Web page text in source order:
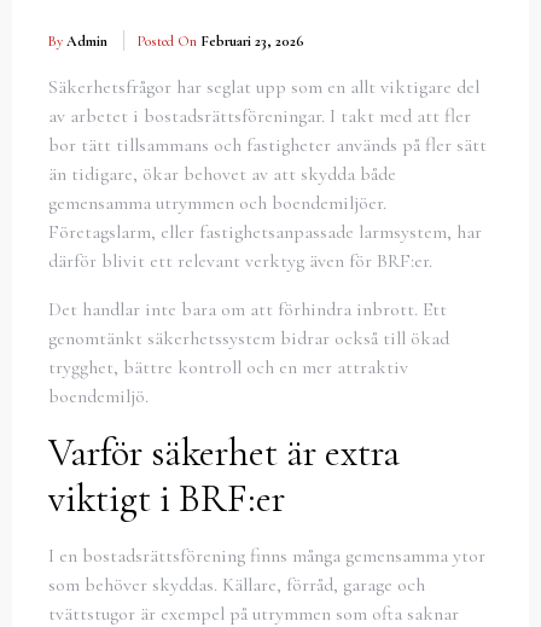
By Admin Posted On Februari 23, 2026
Säkerhetsfrågor har seglat upp som en allt viktigare del
av arbetet i bostadsrättsföreningar. I takt med att fler
bor tätt tillsammans och fastigheter används på fler sätt
än tidigare, ökar behovet av att skydda både
gemensamma utrymmen och boendemiljöer.
Företagslarm, eller fastighetsanpassade larmsystem, har
därför blivit ett relevant verktyg även för BRF:er.
Det handlar inte bara om att förhindra inbrott. Ett
genomtänkt säkerhetssystem bidrar också till ökad
trygghet, bättre kontroll och en mer attraktiv
boendemiljö.
Varför säkerhet är extra
viktigt i BRF:er
I en bostadsrättsförening finns många gemensamma ytor
som behöver skyddas. Källare, förråd, garage och
tvättstugor är exempel på utrymmen som ofta saknar